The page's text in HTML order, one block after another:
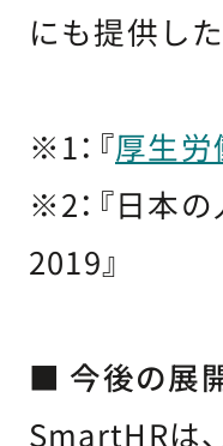
にも提供し
※1：『厚生労
※2：『日本
2019』
■ 今後の展
SmartHRは